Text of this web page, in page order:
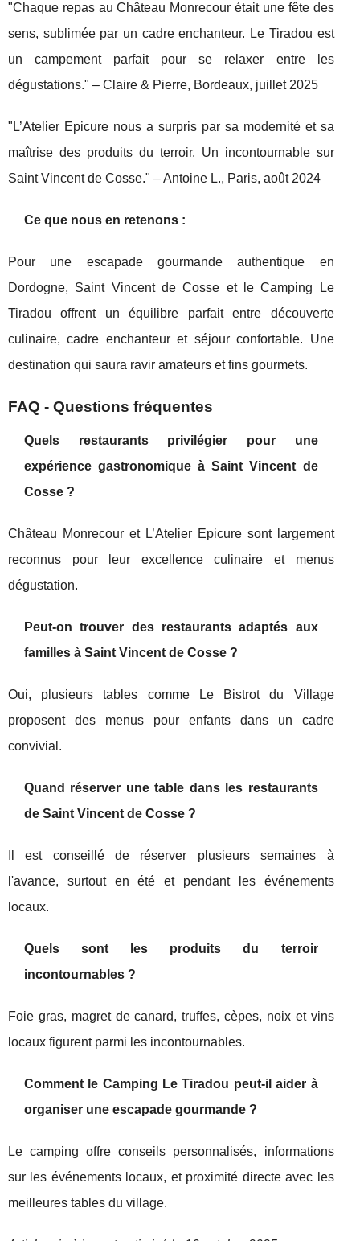
"Chaque repas au Château Monrecour était une fête des
sens, sublimée par un cadre enchanteur. Le Tiradou est
un campement parfait pour se relaxer entre les
dégustations." – Claire & Pierre, Bordeaux, juillet 2025
"L’Atelier Epicure nous a surpris par sa modernité et sa
maîtrise des produits du terroir. Un incontournable sur
Saint Vincent de Cosse." – Antoine L., Paris, août 2024
Ce que nous en retenons :
Pour une escapade gourmande authentique en
Dordogne, Saint Vincent de Cosse et le Camping Le
Tiradou offrent un équilibre parfait entre découverte
culinaire, cadre enchanteur et séjour confortable. Une
destination qui saura ravir amateurs et fins gourmets.
FAQ - Questions fréquentes
Quels restaurants privilégier pour une
expérience gastronomique à Saint Vincent de
Cosse ?
Château Monrecour et L’Atelier Epicure sont largement
reconnus pour leur excellence culinaire et menus
dégustation.
Peut-on trouver des restaurants adaptés aux
familles à Saint Vincent de Cosse ?
Oui, plusieurs tables comme Le Bistrot du Village
proposent des menus pour enfants dans un cadre
convivial.
Quand réserver une table dans les restaurants
de Saint Vincent de Cosse ?
Il est conseillé de réserver plusieurs semaines à
l'avance, surtout en été et pendant les événements
locaux.
Quels sont les produits du terroir
incontournables ?
Foie gras, magret de canard, truffes, cèpes, noix et vins
locaux figurent parmi les incontournables.
Comment le Camping Le Tiradou peut-il aider à
organiser une escapade gourmande ?
Le camping offre conseils personnalisés, informations
sur les événements locaux, et proximité directe avec les
meilleures tables du village.